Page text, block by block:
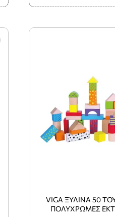
VIGA ΞΎΛΙΝΑ 50
ΠΟΛΎΧΡΩΜΕΣ